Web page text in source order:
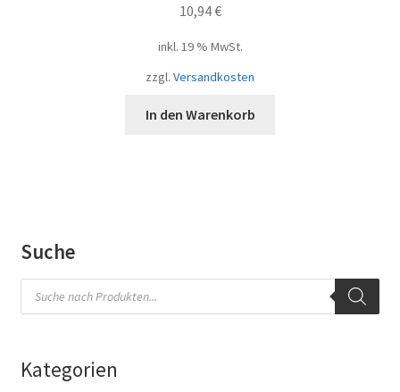
10,94€
inkl. 19 % MwSt.
zzgl. Versandkosten
In den Warenkorb
Suche
Products
search
Kategorien